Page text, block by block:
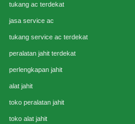
tukang ac terdekat
jasa service ac
tukang service ac terdekat
peralatan jahit terdekat
perlengkapan jahit
alat jahit
toko peralatan jahit
toko alat jahit